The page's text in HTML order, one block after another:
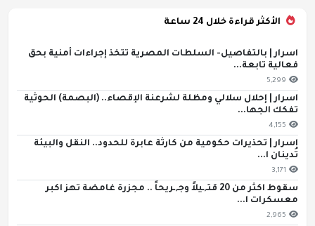
الأكثر قراءة خلال 24 ساعة
اسرار | بالتفاصيل- السلطات المصرية تتخذ إجراءات أمنية بحق
فعالية تابعة...
5,299
اسرار | إحلال سلالي ومظلة لشرعنة الإقصاء.. (البصمة) الحوثية
تفكك الجها...
4,155
اسرار | تحذيرات حكومية من كارثة عابرة للحدود.. النقل والبيئة
تُدينان ا...
3,171
سقوط اكثر من 20 قتـ,ـيلاً وجـ,ـريحاً .. مجزرة غامضة تهز اكبر
معسكرات ا...
2,965